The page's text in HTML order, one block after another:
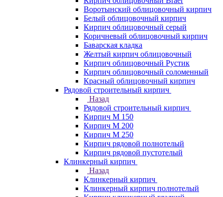
Воротынский облицовочный кирпич
Белый облицовочный кирпич
Кирпич облицовочный серый
Коричневый облицовочный кирпич
Баварская кладка
Желтый кирпич облицовочный
Кирпич облицовочный Рустик
Кирпич облицовочный соломенный
Красный облицовочный кирпич
Рядовой строительный кирпич
Назад
Рядовой строительный кирпич
Кирпич М 150
Кирпич М 200
Кирпич М 250
Кирпич рядовой полнотелый
Кирпич рядовой пустотелый
Клинкерный кирпич
Назад
Клинкерный кирпич
Клинкерный кирпич полнотелый